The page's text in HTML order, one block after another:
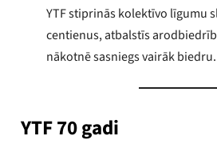
YTF stiprinās kolektīvo līgumu
centienus, atbalstīs
nākotnē sasniegs vairāk biedru.
YTF 70 gadi